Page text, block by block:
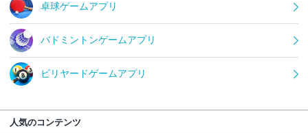
卓球ゲームアプリ
バドミントンゲームアプリ
ビリヤードゲームアプリ
人気のコンテンツ